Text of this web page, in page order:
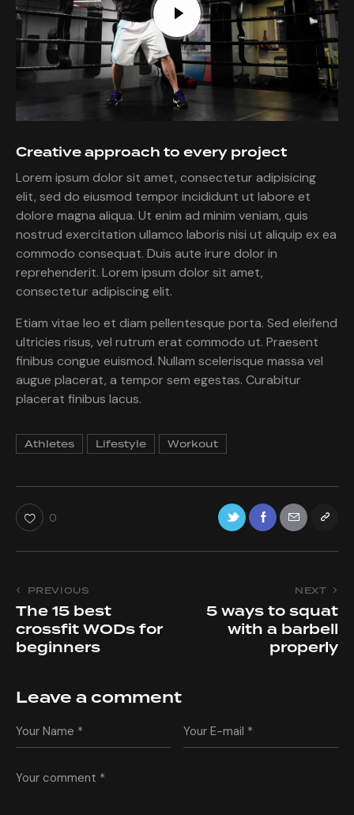
Creative approach to every project
Lorem ipsum dolor sit amet, consectetur adipisicing
elit, sed do eiusmod tempor incididunt ut labore et
dolore magna aliqua. Ut enim ad minim veniam, quis
nostrud exercitation ullamco laboris nisi ut aliquip ex ea
commodo consequat. Duis aute irure dolor in
reprehenderit. Lorem ipsum dolor sit amet,
consectetur adipiscing elit.
Etiam vitae leo et diam pellentesque porta. Sed eleifend
ultricies risus, vel rutrum erat commodo ut. Praesent
finibus congue euismod. Nullam scelerisque massa vel
augue placerat, a tempor sem egestas. Curabitur
placerat finibus lacus.
Athletes Lifestyle Workout
0
Post
navigation
PREVIOUS
The 15 best
crossfit WODs for
beginners
NEXT
5 ways to squat
with a barbell
properly
Leave a comment